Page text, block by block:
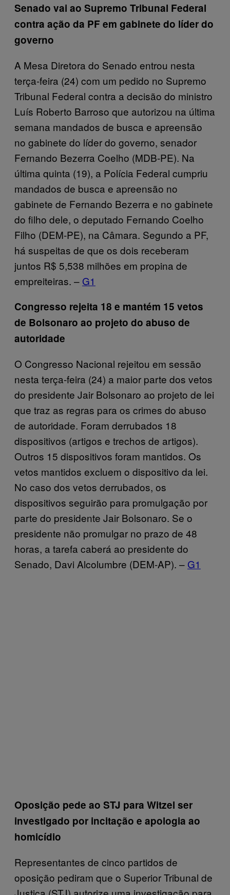
Senado vai ao Supremo Tribunal Federal
contra ação da PF em gabinete do líder do
governo
A Mesa Diretora do Senado entrou nesta
terça-feira (24) com um pedido no Supremo
Tribunal Federal contra a decisão do ministro
Luís Roberto Barroso que autorizou na última
semana mandados de busca e apreensão
no gabinete do líder do governo, senador
Fernando Bezerra Coelho (MDB-PE). Na
última quinta (19), a Polícia Federal cumpriu
mandados de busca e apreensão no
gabinete de Fernando Bezerra e no gabinete
do filho dele, o deputado Fernando Coelho
Filho (DEM-PE), na Câmara. Segundo a PF,
há suspeitas de que os dois receberam
juntos R$ 5,538 milhões em propina de
empreiteiras. – G1
Congresso rejeita 18 e mantém 15 vetos
de Bolsonaro ao projeto do abuso de
autoridade
O Congresso Nacional rejeitou em sessão
nesta terça-feira (24) a maior parte dos vetos
do presidente Jair Bolsonaro ao projeto de lei
que traz as regras para os crimes do abuso
de autoridade. Foram derrubados 18
dispositivos (artigos e trechos de artigos).
Outros 15 dispositivos foram mantidos. Os
vetos mantidos excluem o dispositivo da lei.
No caso dos vetos derrubados, os
dispositivos seguirão para promulgação por
parte do presidente Jair Bolsonaro. Se o
presidente não promulgar no prazo de 48
horas, a tarefa caberá ao presidente do
Senado, Davi Alcolumbre (DEM-AP). – G1
Oposição pede ao STJ para Witzel ser
investigado por incitação e apologia ao
homicídio
Representantes de cinco partidos de
oposição pediram que o Superior Tribunal de